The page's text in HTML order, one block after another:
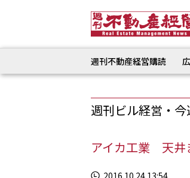
週刊不動産経営購読
週刊ビル経営・
アイカ工業 天井
2016.10.24 13:54